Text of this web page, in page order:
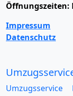
Öffnungszeiten:
Impressum
Datenschutz
Umzugsservice